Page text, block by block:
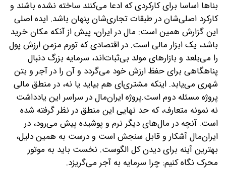
بناها اساسا برای کارکردی که ادعا می‌کنند ساخته نشده باشند و
کارکرد اصلی‌شان در طبقات تجاری‌شان پنهان باشد. ایده اصلی
این گزارش همین است: مال در ایران، پیش از آنکه مکان خرید
باشد، یک ابزار مالی است. در اقتصادی که تورم مزمن ارزش پول
را می‌بلعد و بازارهای مولد بی‌ثبات‌اند، سرمایه بزرگ دنبال
پناهگاهی برای حفظ ارزش خود می‌گردد و آن را در آجر و بتن
شهری می‌یابد. اینکه مشتری‌ای هم بیاید یا نه، در منطق مالی
پروژه مسئله دوم است.پروژه ایران‌مال در سراسر این یادداشت
نه نمونه متعارف، که حد نهایی این منطق در نظر گرفته شده
است. آنچه در مال‌های دیگر نرم و پوشیده پیش می‌رود، در
ایران‌مال آشکار و قابل‌ سنجش است و درست به همین دلیل،
بهترین آینه برای دیدن کل الگوست. نخست باید به موتور
محرک نگاه کنیم: چرا سرمایه به آجر می‌گریزد.